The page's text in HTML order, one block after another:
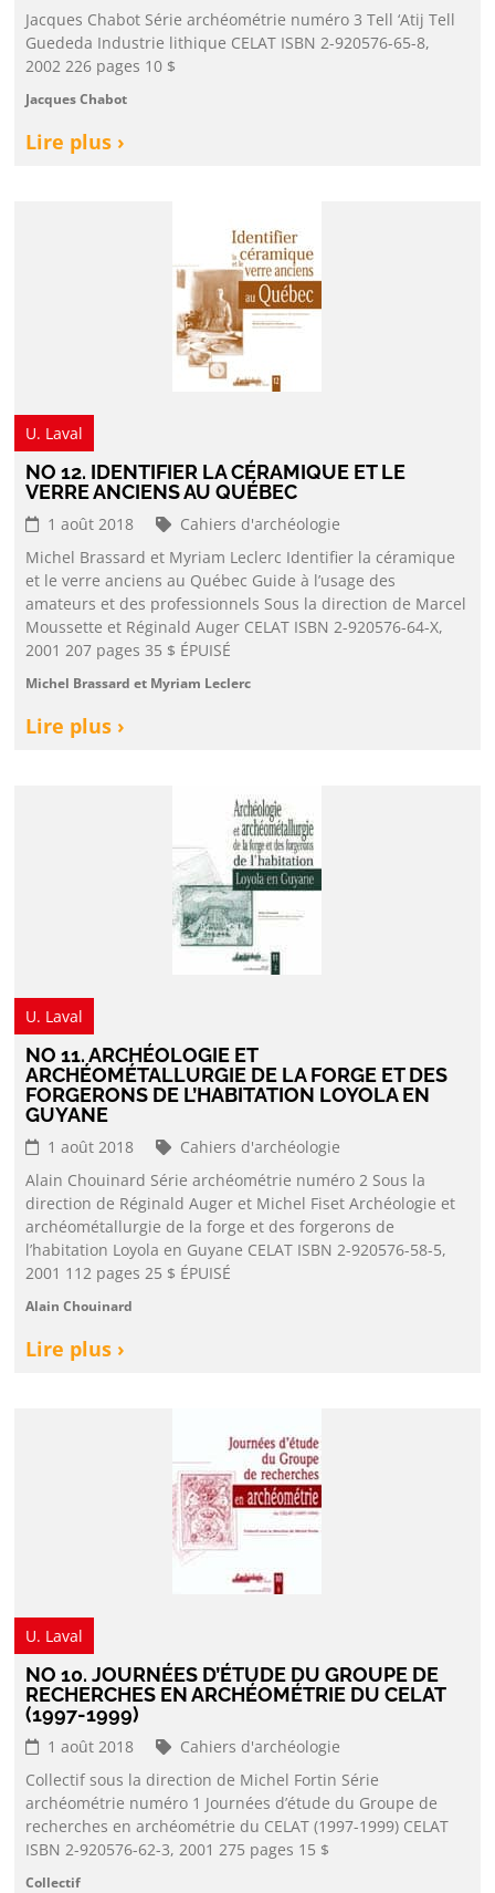
Jacques Chabot Série archéométrie numéro 3 Tell ‘Atij Tell
Guededa Industrie lithique CELAT ISBN 2-920576-65-8,
2002 226 pages 10 $
Jacques Chabot
Lire plus ›
U. Laval
NO 12. IDENTIFIER LA CÉRAMIQUE ET LE
VERRE ANCIENS AU QUÉBEC
1 août 2018
Cahiers d'archéologie
Michel Brassard et Myriam Leclerc Identifier la céramique
et le verre anciens au Québec Guide à l’usage des
amateurs et des professionnels Sous la direction de Marcel
Moussette et Réginald Auger CELAT ISBN 2-920576-64-X,
2001 207 pages 35 $ ÉPUISÉ
Michel Brassard et Myriam Leclerc
Lire plus ›
U. Laval
NO 11. ARCHÉOLOGIE ET
ARCHÉOMÉTALLURGIE DE LA FORGE ET DES
FORGERONS DE L’HABITATION LOYOLA EN
GUYANE
1 août 2018
Cahiers d'archéologie
Alain Chouinard Série archéométrie numéro 2 Sous la
direction de Réginald Auger et Michel Fiset Archéologie et
archéométallurgie de la forge et des forgerons de
l’habitation Loyola en Guyane CELAT ISBN 2-920576-58-5,
2001 112 pages 25 $ ÉPUISÉ
Alain Chouinard
Lire plus ›
U. Laval
NO 10. JOURNÉES D’ÉTUDE DU GROUPE DE
RECHERCHES EN ARCHÉOMÉTRIE DU CELAT
(1997-1999)
1 août 2018
Cahiers d'archéologie
Collectif sous la direction de Michel Fortin Série
archéométrie numéro 1 Journées d’étude du Groupe de
recherches en archéométrie du CELAT (1997-1999) CELAT
ISBN 2-920576-62-3, 2001 275 pages 15 $
Collectif